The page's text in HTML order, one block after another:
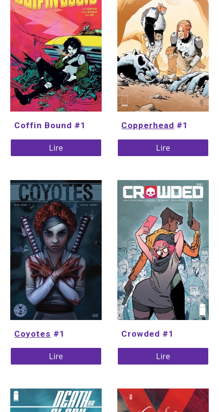
Coffin Bound #1
Lire
Copperhead #1
Lire
Coyotes #1
Lire
Crowded #1
Lire